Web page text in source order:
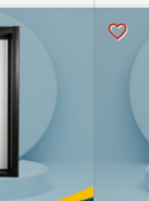
favorite_border